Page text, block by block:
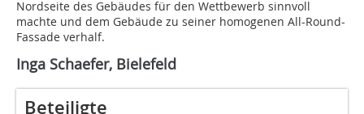
Nordseite des Gebäudes für den Wettbewerb sinnvoll
machte und dem Gebäude zu seiner homogenen All-Round-
Fassade verhalf.
Inga Schaefer, Bielefeld
Beteiligte